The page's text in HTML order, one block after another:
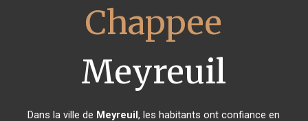
Chappee
Meyreuil
Dans la ville de Meyreuil, les habitants ont confiance en